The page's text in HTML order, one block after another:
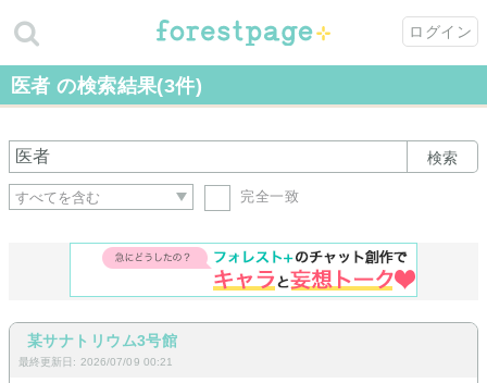
ログイン
医者 の検索結果(3件)
検索
完全一致
某サナトリウム3号館
最終更新日: 2026/07/09 00:21